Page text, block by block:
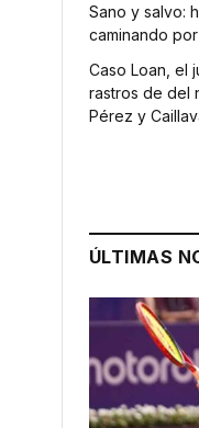
Sano y salvo:
caminando
Caso Loan, el
rastros de del
Pérez y
ÚLTIMAS